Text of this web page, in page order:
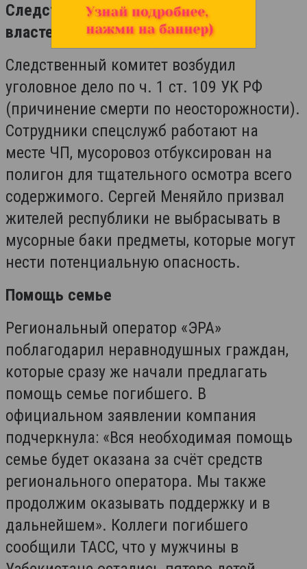
Следственные действия и реакция
властей
Следственный комитет возбудил
уголовное дело по ч. 1 ст. 109 УК РФ
(причинение смерти по неосторожности).
Сотрудники спецслужб работают на
месте ЧП, мусоровоз отбуксирован на
полигон для тщательного осмотра всего
содержимого. Сергей Меняйло призвал
жителей республики не выбрасывать в
мусорные баки предметы, которые могут
нести потенциальную опасность.
Помощь семье
Региональный оператор «ЭРА»
поблагодарил неравнодушных граждан,
которые сразу же начали предлагать
помощь семье погибшего. В
официальном заявлении компания
подчеркнула: «Вся необходимая помощь
семье будет оказана за счёт средств
регионального оператора. Мы также
продолжим оказывать поддержку и в
дальнейшем». Коллеги погибшего
сообщили ТАСС, что у мужчины в